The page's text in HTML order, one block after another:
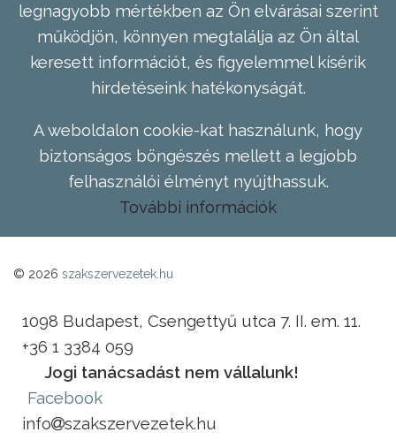
legnagyobb mértékben az Ön elvárásai szerint
működjön, könnyen megtalálja az Ön által
keresett információt, és figyelemmel kísérik
hirdetéseink hatékonyságát.
A weboldalon cookie-kat használunk, hogy
biztonságos böngészés mellett a legjobb
felhasználói élményt nyújthassuk.
További információk
© 2026 szakszervezetek.hu
1098 Budapest, Csengettyű utca 7. II. em. 11.
+36 1 3384 059
Jogi tanácsadást nem vállalunk!
Facebook
info
szakszervezetek.hu